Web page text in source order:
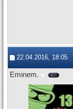
22.04.2016, 18:05
Eminem.